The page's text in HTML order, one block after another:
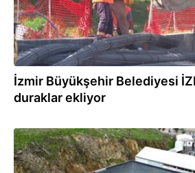
İzmir Büyükşehir Belediyesi
duraklar ekliyor
15.01.2024